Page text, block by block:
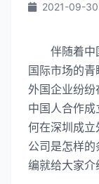
2021-09-30
伴随着中国
国际市场的
外国企业纷
中国人合作
何在深圳成
公司是怎样
编就给大家介